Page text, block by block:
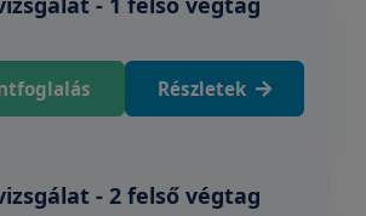
Részletek
- 2 felső végtag